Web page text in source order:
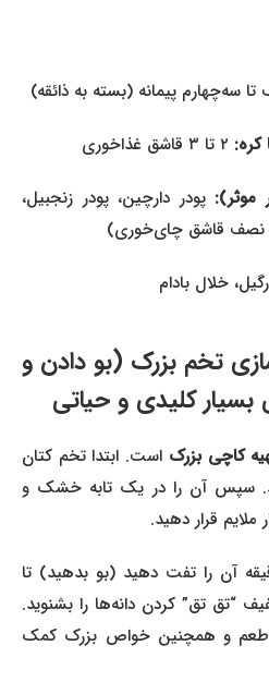
پیمانه (بسته به ذائقه)
۲ تا ۳ قاشق غذاخوری
پودر دارچین، پودر زنجبیل،
نصف قاشق چای‌خوری)
خلال بادام
تخم بزرک (بو دادن و
کلیدی و حیاتی
کاچی بزرکاست. ابتدا تخم کتان
سپس آن را در یک تابه خشک و
قرار دهید.
آن را تفت دهید (بو بدهید) تا
تق” کردن دانه‌ها را بشنوید.
و همچنین خواص بزرک کمک